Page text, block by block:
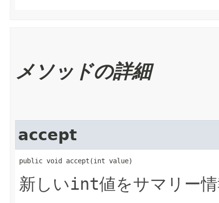
メソッドの詳細
accept
public void accept​(int value)
新しいint値をサマリー